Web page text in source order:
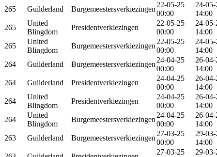
265
Guilderland Burgemeestersverkiezingen
22-05-25
00:00
24-05-
14:00
265
United
Blingdom
Presidentverkiezingen
22-05-25
00:00
24-05-
14:00
265
United
Blingdom
Burgemeestersverkiezingen
22-05-25
00:00
24-05-
14:00
264
Guilderland Burgemeestersverkiezingen
24-04-25
00:00
26-04-
14:00
264
Guilderland Presidentverkiezingen
24-04-25
00:00
26-04-
14:00
264
United
Blingdom
Presidentverkiezingen
24-04-25
00:00
26-04-
14:00
264
United
Blingdom
Burgemeestersverkiezingen
24-04-25
00:00
26-04-
14:00
263
Guilderland Burgemeestersverkiezingen
27-03-25
00:00
29-03-
14:00
27-03-25
29-03-